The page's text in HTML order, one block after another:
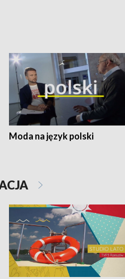
Moda na język polski